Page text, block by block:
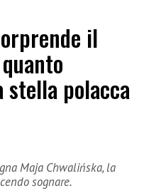
il
stella polacca
Maja Chwalińska, la
sognare.